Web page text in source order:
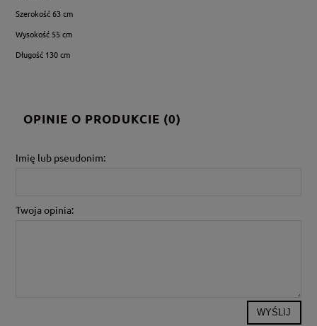
Szerokość 63 cm
Wysokość 55 cm
Długość 130 cm
OPINIE O PRODUKCIE (0)
Imię lub pseudonim:
Twoja opinia:
WYŚLIJ